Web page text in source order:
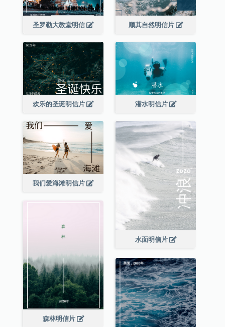
圣罗勒大教堂明信 顺其自然明信片
欢乐的圣诞明信片 潜水明信片
我们爱海滩明信片
水面明信片
森林明信片